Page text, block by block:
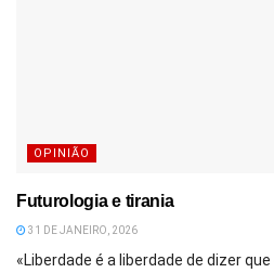
OPINIÃO
Futurologia e tirania
31 DE JANEIRO, 2026
«Liberdade é a liberdade de dizer